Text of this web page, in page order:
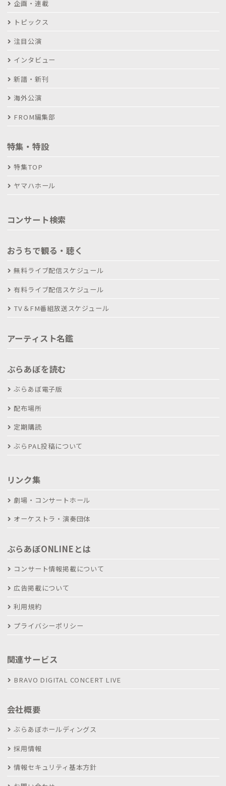
企画・連載
トピックス
注目公演
インタビュー
新譜・新刊
海外公演
FROM編集部
特集・特設
特集TOP
ヤマハホール
コンサート検索
おうちで観る・聴く
無料ライブ配信スケジュール
有料ライブ配信スケジュール
TV＆FM番組放送スケジュール
アーティスト名鑑
ぶらあぼを読む
ぶらあぼ電子版
配布場所
定期購読
ぶらPAL投稿について
リンク集
劇場・コンサートホール
オーケストラ・演奏団体
ぶらあぼONLINEとは
コンサート情報掲載について
広告掲載について
利用規約
プライバシーポリシー
関連サービス
BRAVO DIGITAL CONCERT LIVE
会社概要
ぶらあぼホールディングス
採用情報
情報セキュリティ基本方針